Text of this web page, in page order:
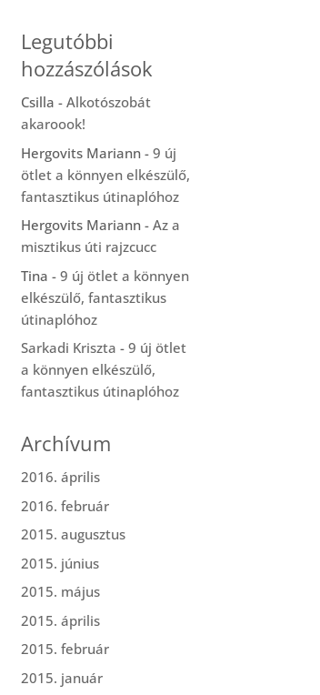
Legutóbbi
hozzászólások
Csilla -Alkotószobát
akaroook!
Hergovits Mariann -9 új
ötlet a könnyen elkészülő,
fantasztikus útinaplóhoz
Hergovits Mariann -Az a
misztikus úti rajzcucc
Tina -9 új ötlet a könnyen
elkészülő, fantasztikus
útinaplóhoz
Sarkadi Kriszta -9 új ötlet
a könnyen elkészülő,
fantasztikus útinaplóhoz
Archívum
2016. április
2016. február
2015. augusztus
2015. június
2015. május
2015. április
2015. február
2015. január